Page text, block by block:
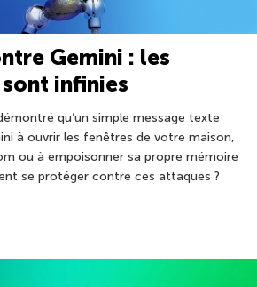
Gemini : les
infinies
qu’un simple message texte
à ouvrir les fenêtres de votre maison,
ou à empoisonner sa propre mémoire
se protéger contre ces attaques ?